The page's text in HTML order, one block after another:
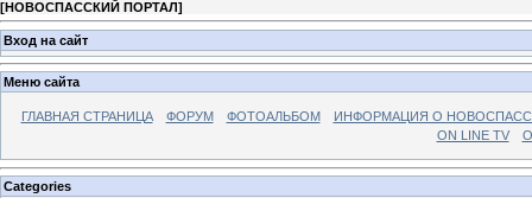
[НОВОСПАССКИЙ ПОРТАЛ]
Вход на сайт
Меню сайта
ГЛАВНАЯ СТРАНИЦА ФОРУМ ФОТОАЛЬБОМ
ИНФОРМАЦИЯ О
ON LINE TV
Categories